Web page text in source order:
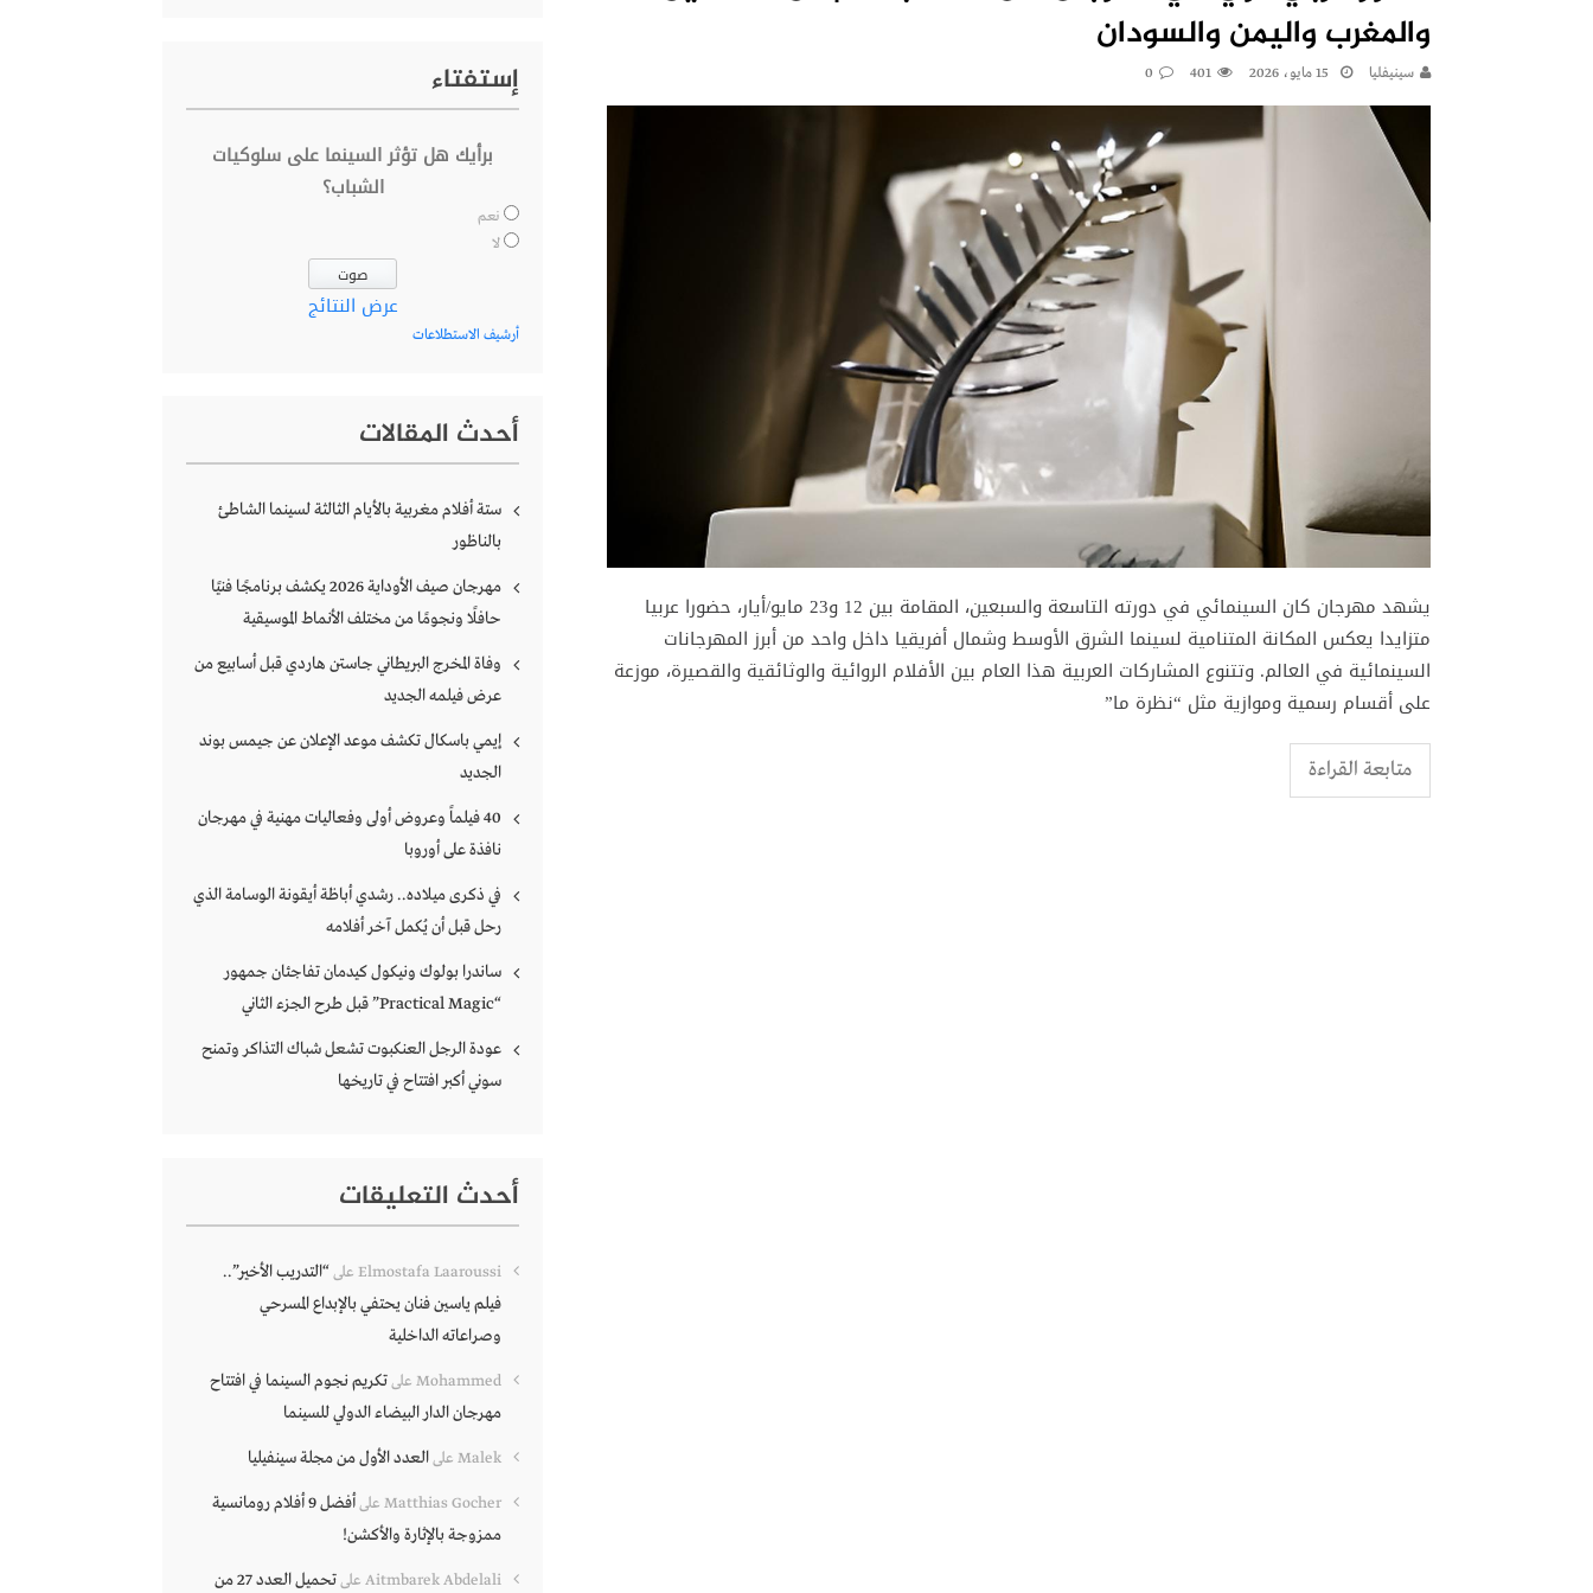
والمغرب واليمن والسودان
سينيفليا 15 مايو، 2026 401
0
يشهد مهرجان كان السينمائي في دورته التاسعة والسبعين، المقامة بين 12 و23 مايو/أيار، حضورا عربيا
متزايدا يعكس المكانة المتنامية لسينما الشرق الأوسط وشمال أفريقيا داخل واحد من أبرز المهرجانات
السينمائية في العالم. وتتنوع المشاركات العربية هذا العام بين الأفلام الروائية والوثائقية والقصيرة، موزعة
على أقسام رسمية وموازية مثل “نظرة ما”
متابعة القراءة
إستفتاء
برأيك هل تؤثر السينما على سلوكيات
الشباب؟
نعم
لا
عرض النتائج
أرشيف الاستطلاعات
أحدث المقالات
ستة أفلام مغربية بالأيام الثالثة لسينما الشاطئ
بالناظور
مهرجان صيف الأوداية 2026 يكشف برنامجًا فنيًا
حافلًا ونجومًا من مختلف الأنماط الموسيقية
وفاة المخرج البريطاني جاستن هاردي قبل أسابيع من
عرض فيلمه الجديد
إيمي باسكال تكشف موعد الإعلان عن جيمس بوند
الجديد
40 فيلماً وعروض أولى وفعاليات مهنية في مهرجان
نافذة على أوروبا
في ذكرى ميلاده.. رشدي أباظة أيقونة الوسامة الذي
رحل قبل أن يُكمل آخر أفلامه
ساندرا بولوك ونيكول كيدمان تفاجئان جمهور
“Practical Magic” قبل طرح الجزء الثاني
عودة الرجل العنكبوت تشعل شباك التذاكر وتمنح
سوني أكبر افتتاح في تاريخها
أحدث التعليقات
Elmostafa Laaroussi على“التدريب الأخير”..
فيلم ياسين فنان يحتفي بالإبداع المسرحي
وصراعاته الداخلية
Mohammed علىتكريم نجوم السينما في افتتاح
مهرجان الدار البيضاء الدولي للسينما
Malek علىالعدد الأول من مجلة سينفيليا
Matthias Gocher على
أفضل 9 أفلام رومانسية
ممزوجة بالإثارة والأكشن!
Aitmbarek Abdelali على
تحميل العدد 27 من